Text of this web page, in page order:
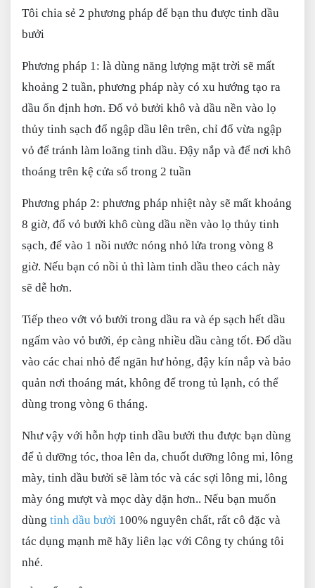
Tôi chia sẻ 2 phương pháp để bạn thu được tinh dầu
bưởi
Phương pháp 1: là dùng năng lượng mặt trời sẽ mất
khoảng 2 tuần, phương pháp này có xu hướng tạo ra
dầu ổn định hơn. Đổ vỏ bưởi khô và dầu nền vào lọ
thủy tinh sạch đổ ngập dầu lên trên, chỉ đổ vừa ngập
vỏ để tránh làm loãng tinh dầu. Đậy nắp và để nơi khô
thoáng trên kệ cửa sổ trong 2 tuần
Phương pháp 2: phương pháp nhiệt này sẽ mất khoảng
8 giờ, đổ vỏ bưởi khô cùng dầu nền vào lọ thủy tinh
sạch, để vào 1 nồi nước nóng nhỏ lửa trong vòng 8
giờ. Nếu bạn có nồi ủ thì làm tinh dầu theo cách này
sẽ dễ hơn.
Tiếp theo vớt vỏ bưởi trong dầu ra và ép sạch hết dầu
ngấm vào vỏ bưởi, ép càng nhiều dầu càng tốt. Đổ dầu
vào các chai nhỏ để ngăn hư hỏng, đậy kín nắp và bảo
quản nơi thoáng mát, không để trong tủ lạnh, có thể
dùng trong vòng 6 tháng.
Như vậy với hỗn hợp tinh dầu bưởi thu được bạn dùng
để ủ dưỡng tóc, thoa lên da, chuốt dưỡng lông mi, lông
mày, tinh dầu bưởi sẽ làm tóc và các sợi lông mi, lông
mày óng mượt và mọc dày dặn hơn.. Nếu bạn muốn
dùng tinh dầu bưởi 100% nguyên chất, rất cô đặc và
tác dụng mạnh mẽ hãy liên lạc với Công ty chúng tôi
nhé.